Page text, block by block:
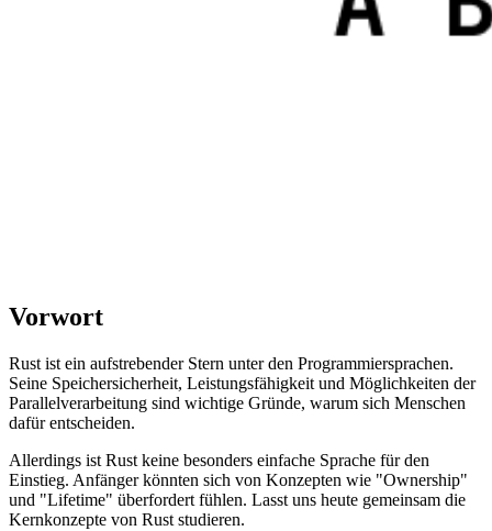
Vorwort
Rust ist ein aufstrebender Stern unter den Programmiersprachen.
Seine Speichersicherheit, Leistungsfähigkeit und Möglichkeiten der
Parallelverarbeitung sind wichtige Gründe, warum sich Menschen
dafür entscheiden.
Allerdings ist Rust keine besonders einfache Sprache für den
Einstieg. Anfänger könnten sich von Konzepten wie "Ownership"
und "Lifetime" überfordert fühlen. Lasst uns heute gemeinsam die
Kernkonzepte von Rust studieren.